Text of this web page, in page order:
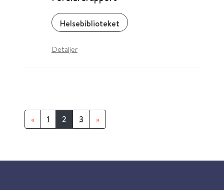
Helsebiblioteket
Detaljer
« 1 2 3 »